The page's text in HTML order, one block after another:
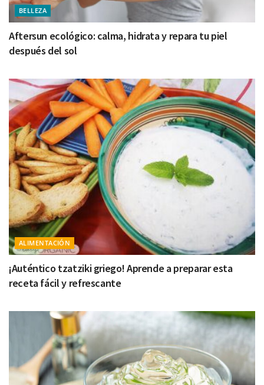
BELLEZA
Aftersun ecológico: calma, hidrata y repara tu piel
después del sol
ALIMENTACIÓN
¡Auténtico tzatziki griego! Aprende a preparar esta
receta fácil y refrescante